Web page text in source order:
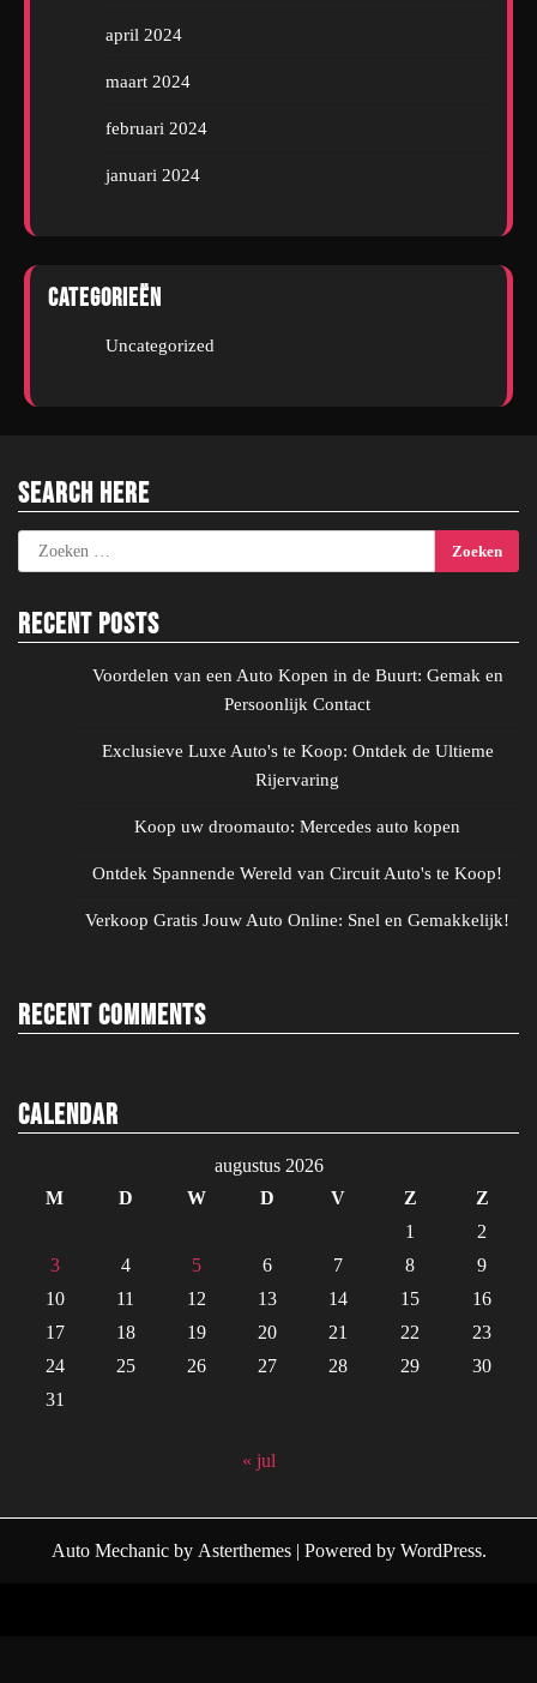
april 2024
maart 2024
februari 2024
januari 2024
Categorieën
Uncategorized
Search Here
Zoeken
naar:
Recent Posts
Voordelen van een Auto Kopen in de Buurt: Gemak en
Persoonlijk Contact
Exclusieve Luxe Auto's te Koop: Ontdek de Ultieme
Rijervaring
Koop uw droomauto: Mercedes auto kopen
Ontdek Spannende Wereld van Circuit Auto's te Koop!
Verkoop Gratis Jouw Auto Online: Snel en Gemakkelijk!
Recent Comments
Calendar
augustus 2026
M
D W D V Z
Z
1
2
3
4 5 6 7 8
9
10
11 12 13 14 15
16
17
18 19 20 21 22
23
24
25 26 27 28 29
30
31
« jul
Auto Mechanicby Asterthemes| Powered by WordPress.